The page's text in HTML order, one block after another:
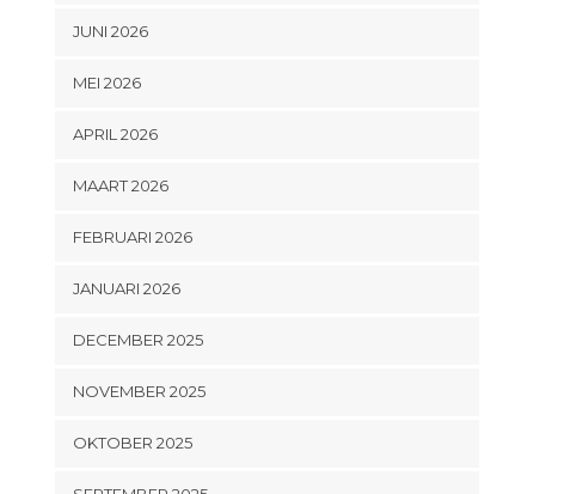
JUNI 2026
MEI 2026
APRIL 2026
MAART 2026
FEBRUARI 2026
JANUARI 2026
DECEMBER 2025
NOVEMBER 2025
OKTOBER 2025